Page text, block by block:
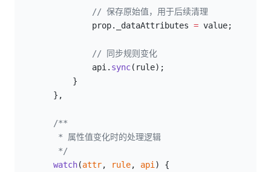
// 保存原始值，用于后续清理
                prop._dataAttributes
= value;
// 同步规则变化
                api.
sync(rule);
            }
        },
/**
         * 属性值变化时的处理逻辑
         */
        watch
(attr, rule, api ) {